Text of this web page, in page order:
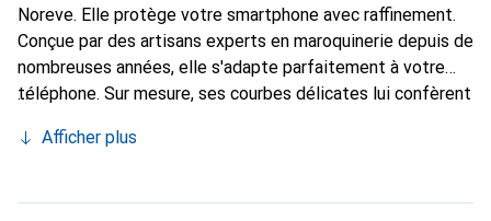
Noreve. Elle protège votre smartphone avec raffinement.
Conçue par des artisans experts en maroquinerie depuis de
nombreuses années, elle s'adapte parfaitement à votre
téléphone. Sur mesure, ses courbes délicates lui confèrent
et indispensable de votre smartphone. Reconnaître
marque Noreve est un choix sûr pour une clientèle
Afficher plus